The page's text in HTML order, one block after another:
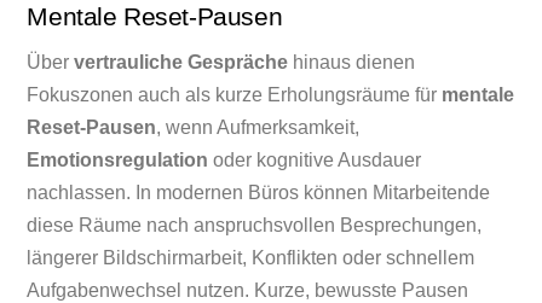
Mentale Reset-Pausen
Übervertrauliche Gespräche hinaus dienen
Fokuszonen auch als kurze Erholungsräume für mentale
Reset-Pausen, wenn Aufmerksamkeit,
Emotionsregulation oder kognitive Ausdauer
nachlassen. In modernen Büros können Mitarbeitende
diese Räume nach anspruchsvollen Besprechungen,
längerer Bildschirmarbeit, Konflikten oder schnellem
Aufgabenwechsel nutzen. Kurze, bewusste Pausen